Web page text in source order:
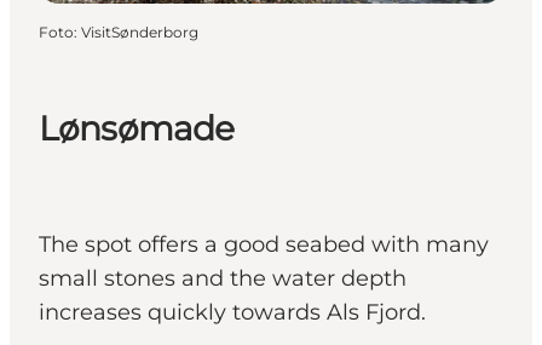
Lønsømade
The spot offers a good seabed with many
small stones and the water depth
increases quickly towards Als Fjord.
Foto: VisitSønderborg